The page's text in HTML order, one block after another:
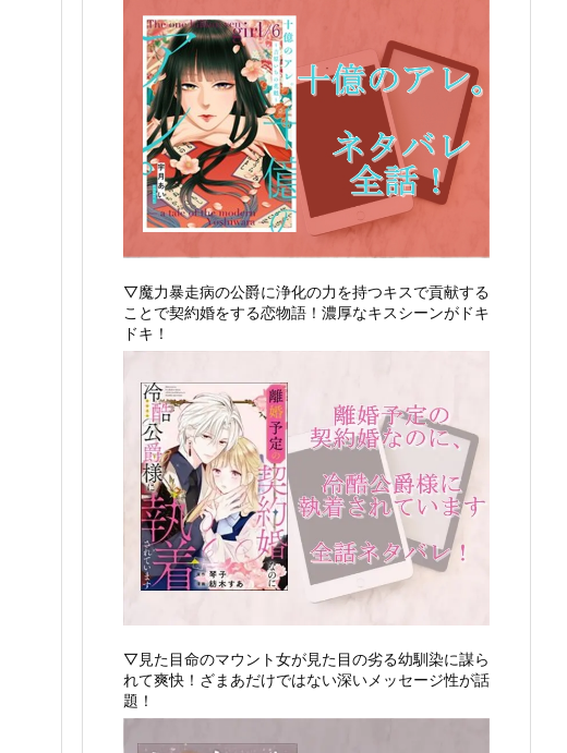
▽魔力暴走病の公爵に浄化の力を持つキスで貢献する
ことで契約婚をする恋物語！濃厚なキスシーンがドキ
ドキ！
▽見た目命のマウント女が見た目の劣る幼馴染に謀ら
れて爽快！ざまあだけではない深いメッセージ性が話
題！